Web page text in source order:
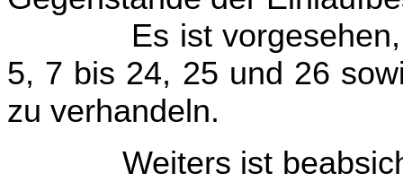
Es ist vorgesehen,
5, 7 bis 24, 25 und 26
zu verhandeln.
Weiters ist